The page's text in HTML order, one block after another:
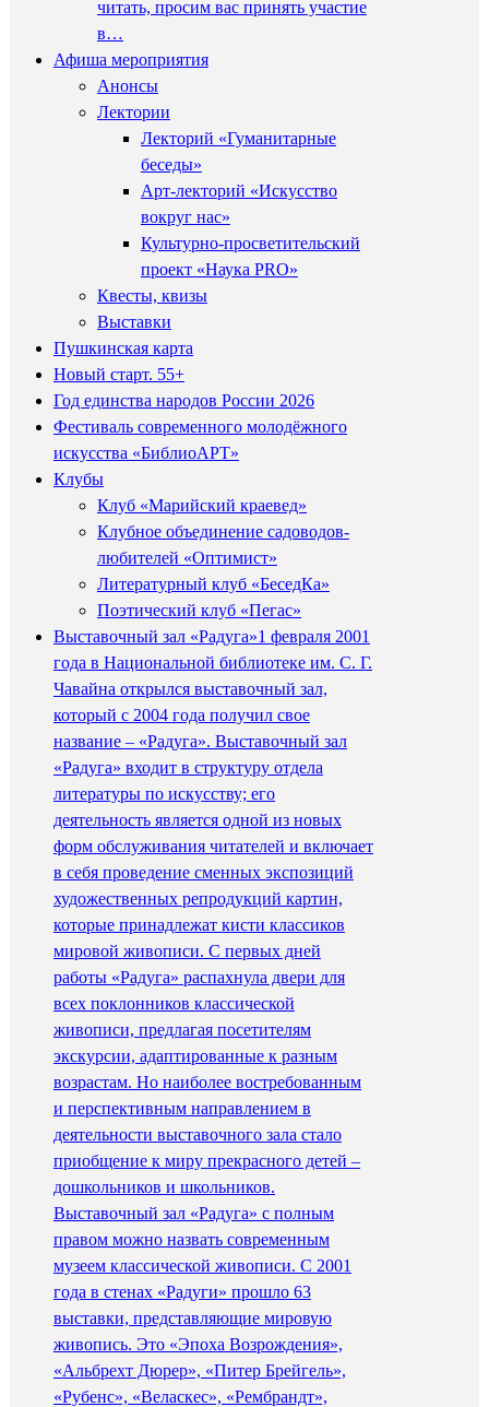
читать, просим вас принять участие
в…
Афиша мероприятия
Анонсы
Лектории
Лекторий «Гуманитарные
беседы»
Арт-лекторий «Искусство
вокруг нас»
Культурно-просветительский
проект «Наука PRO»
Квесты, квизы
Выставки
Пушкинская карта
Новый старт. 55+
Год единства народов России 2026
Фестиваль современного молодёжного
искусства «БиблиоАРТ»
Клубы
Клуб «Марийский краевед»
Клубное объединение садоводов-
любителей «Оптимист»
Литературный клуб «БеседКа»
Поэтический клуб «Пегас»
Выставочный зал «Радуга»1 февраля 2001
года в Национальной библиотеке им. С. Г.
Чавайна открылся выставочный зал,
который с 2004 года получил свое
название – «Радуга». Выставочный зал
«Радуга» входит в структуру отдела
литературы по искусству; его
деятельность является одной из новых
форм обслуживания читателей и включает
в себя проведение сменных экспозиций
художественных репродукций картин,
которые принадлежат кисти классиков
мировой живописи. С первых дней
работы «Радуга» распахнула двери для
всех поклонников классической
живописи, предлагая посетителям
экскурсии, адаптированные к разным
возрастам. Но наиболее востребованным
и перспективным направлением в
деятельности выставочного зала стало
приобщение к миру прекрасного детей –
дошкольников и школьников.
Выставочный зал «Радуга» с полным
правом можно назвать современным
музеем классической живописи. С 2001
года в стенах «Радуги» прошло 63
выставки, представляющие мировую
живопись. Это «Эпоха Возрождения»,
«Альбрехт Дюрер», «Питер Брейгель»,
«Рубенс», «Веласкес», «Рембрандт»,